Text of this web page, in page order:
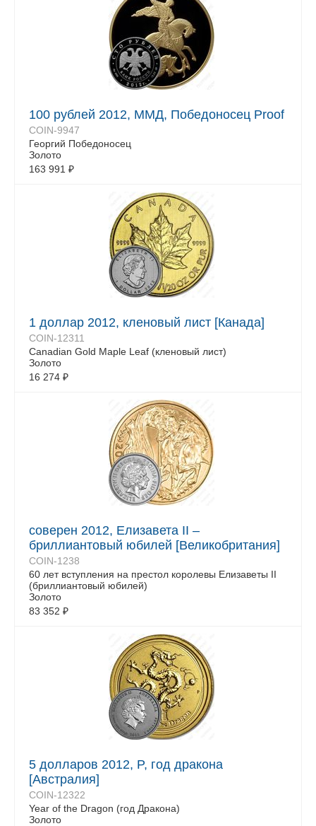
100 рублей 2012, ММД, Победоносец Proof
COIN-9947
Георгий Победоносец
Золото
163 991 ₽
1 доллар 2012, кленовый лист [Канада]
COIN-12311
Canadian Gold Maple Leaf (кленовый лист)
Золото
16 274 ₽
соверен 2012, Елизавета II –
бриллиантовый юбилей [Великобритания]
COIN-1238
60 лет вступления на престол королевы Елизаветы II
(бриллиантовый юбилей)
Золото
83 352 ₽
5 долларов 2012, P, год дракона
[Австралия]
COIN-12322
Year of the Dragon (год Дракона)
Золото